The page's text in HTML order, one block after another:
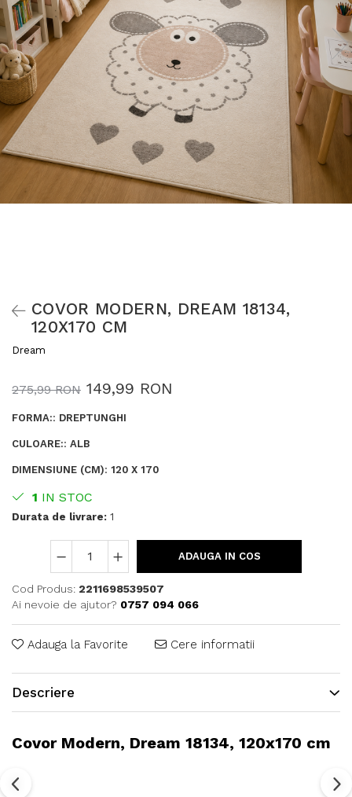
COVOR MODERN, DREAM 18134,
120X170 CM
Dream
275,99 RON 149,99 RON
FORMA:: DREPTUNGHI
CULOARE:: ALB
DIMENSIUNE (CM): 120 X 170
1 IN STOC
Durata de livrare: 1
ADAUGA IN COS
Cod Produs: 2211698539507
Ai nevoie de ajutor? 0757 094 066
Adauga la Favorite Cere informatii
Descriere
Covor Modern, Dream 18134, 120x170 cm